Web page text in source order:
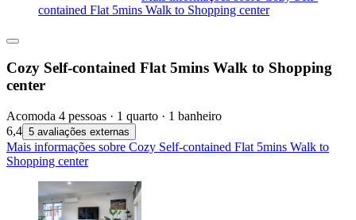
contained Flat 5mins Walk to Shopping center
Cozy Self-contained Flat 5mins Walk to Shopping
center
Acomoda 4 pessoas · 1 quarto · 1 banheiro
6,4 5 avaliações externas
Mais informações sobre Cozy Self-contained Flat 5mins Walk to
Shopping center